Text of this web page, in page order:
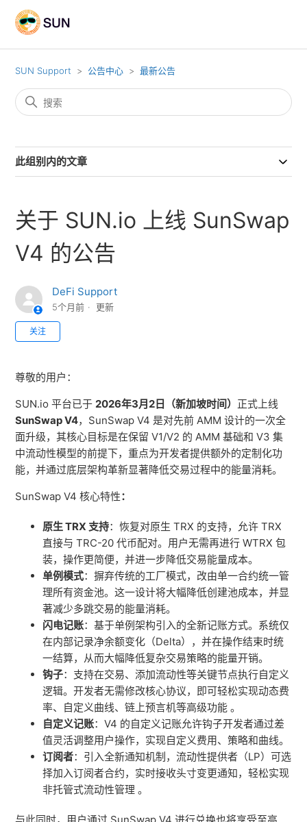
SUN Support 公告中心 最新公告
此组别内的文章
关于 SUN.io 上线 SunSwap
V4 的公告
DeFi Support
5个月前 更新
关注
尊敬的用户：
SUN.io 平台已于2026年3月2日（新加坡时间） 正式上线
SunSwap V4，SunSwap V4 是对先前 AMM 设计的一次全
面升级，其核心目标是在保留 V1/V2 的 AMM 基础和 V3 集
中流动性模型的前提下，重点为开发者提供额外的定制化功
能，并通过底层架构革新显著降低交易过程中的能量消耗。
SunSwap V4 核心特性：
原生 TRX 支持：恢复对原生 TRX 的支持，允许 TRX
直接与 TRC-20 代币配对。用户无需再进行 WTRX 包
装，操作更简便，并进一步降低交易能量成本。
单例模式：摒弃传统的工厂模式，改由单一合约统一管
理所有资金池。这一设计将大幅降低创建池成本，并显
著减少多跳交易的能量消耗。
闪电记账：基于单例架构引入的全新记账方式。系统仅
在内部记录净余额变化（Delta），并在操作结束时统
一结算，从而大幅降低复杂交易策略的能量开销。
钩子：支持在交易、添加流动性等关键节点执行自定义
逻辑。开发者无需修改核心协议，即可轻松实现动态费
率、自定义曲线、链上预言机等高级功能 。
自定义记账：V4 的自定义记账允许钩子开发者通过差
值灵活调整用户操作，实现自定义费用、策略和曲线。
订阅者：引入全新通知机制，流动性提供者（LP）可选
择加入订阅者合约，实时接收头寸变更通知，轻松实现
非托管式流动性管理 。